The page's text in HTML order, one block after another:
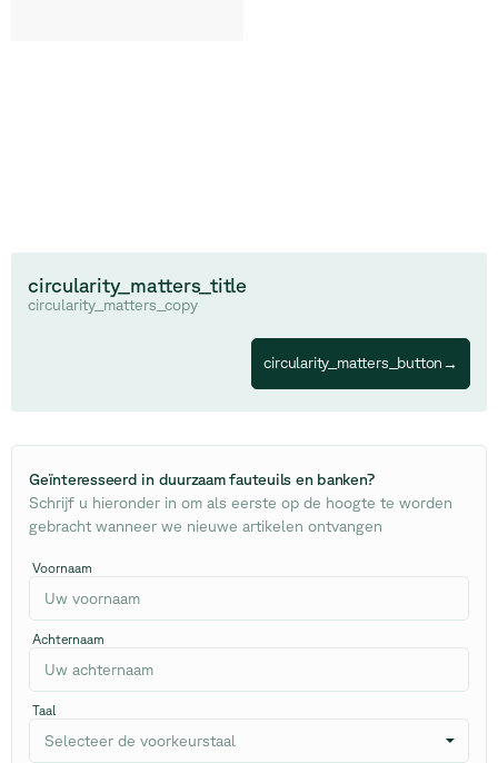
circularity_matters_title
circularity_matters_copy
circularity_matters_button→
Geïnteresseerd in duurzaam fauteuils en banken?
Schrijf u hieronder in om als eerste op de hoogte te worden
gebracht wanneer we nieuwe artikelen ontvangen
Voornaam
Achternaam
Taal
Selecteer de voorkeurstaal